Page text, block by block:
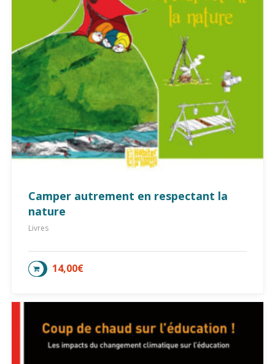
Camper autrement en respectant la
nature
Livres
14,00€
AJOUTER AU PANIER